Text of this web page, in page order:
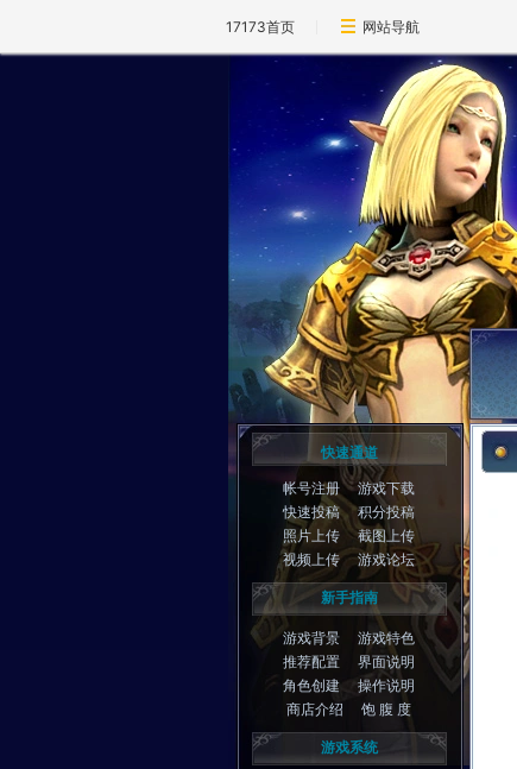
17173首页 网站导航
快速通道
帐号注册
游戏下载
快速投稿
积分投稿
照片上传截图上传
视频上传
游戏论坛
新手指南
游戏背景
游戏特色
推荐配置
界面说明
角色创建
操作说明
商店介绍
饱 腹 度
游戏系统